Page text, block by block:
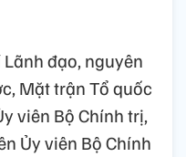
đạo, nguyên
Mặt trận Tổ quốc
viên Bộ Chính trị,
Ủy viên Bộ Chính